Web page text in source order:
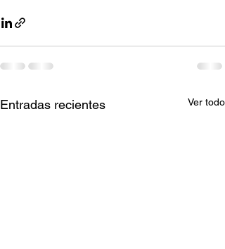
Entradas recientes Ver todo